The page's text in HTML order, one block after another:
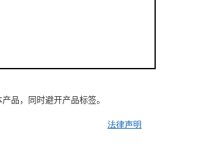
品，同时避开产品标签。
法律声明